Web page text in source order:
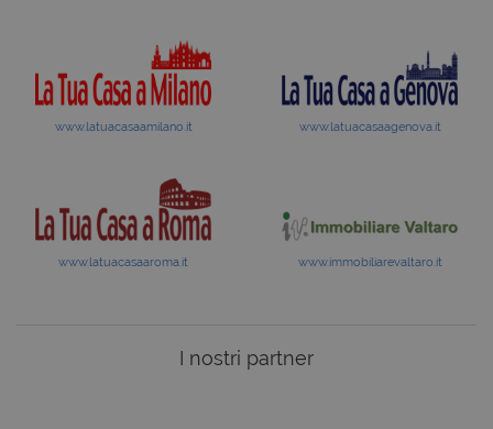
www.latuacasaamilano.it www.latuacasaagenova.it
www.latuacasaaroma.it www.immobiliarevaltaro.it
I nostri partner